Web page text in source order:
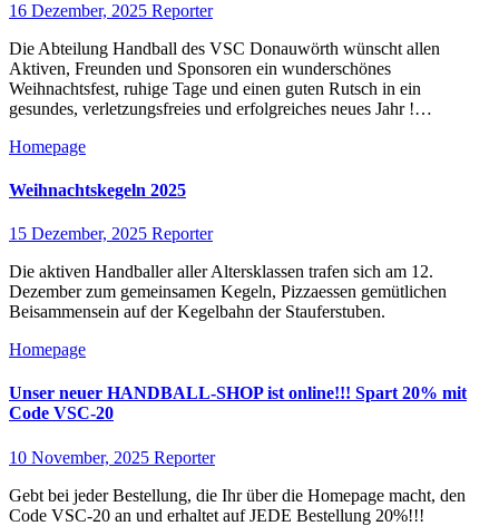
16 Dezember, 2025 Reporter
Die Abteilung Handball des VSC Donauwörth wünscht allen
Aktiven, Freunden und Sponsoren ein wunderschönes
Weihnachtsfest, ruhige Tage und einen guten Rutsch in ein
gesundes, verletzungsfreies und erfolgreiches neues Jahr !…
Homepage
Weihnachtskegeln 2025
15 Dezember, 2025 Reporter
Die aktiven Handballer aller Altersklassen trafen sich am 12.
Dezember zum gemeinsamen Kegeln, Pizzaessen gemütlichen
Beisammensein auf der Kegelbahn der Stauferstuben.
Homepage
Unser neuer HANDBALL-SHOP ist online!!! Spart 20% mit
Code VSC-20
10 November, 2025 Reporter
Gebt bei jeder Bestellung, die Ihr über die Homepage macht, den
Code VSC-20 an und erhaltet auf JEDE Bestellung 20%!!!